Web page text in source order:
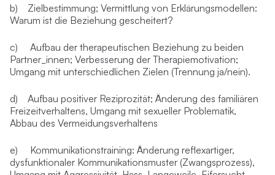
b)
Zielbestimmung; Vermittlung von Erklärungsmodellen:
Warum ist die Beziehung gescheitert?
c)
Aufbau der therapeutischen Beziehung zu beiden
Partner_innen; Verbesserung der Therapiemotivation;
Umgang mit unterschiedlichen Zielen (Trennung ja/nein).
d)
Aufbau positiver Reziprozität; Änderung des familiären
Freizeitverhaltens, Umgang mit sexueller Problematik,
Abbau des Vermeidungsverhaltens
e)
Kommunikationstraining: Änderung reflexartiger,
dysfunktionaler Kommunikationsmuster (Zwangsprozess),